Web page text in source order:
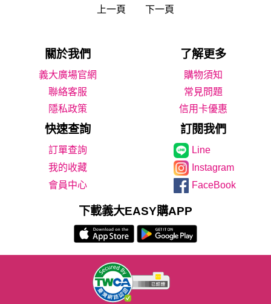
上一頁
下一頁
關於我們 了解更多
義大廣場官網
購物須知
聯絡客服
常見問題
隱私政策
信用卡優惠
快速查詢 訂閱我們
Line
我的收藏
Instagram
會員中心
FaceBook
下載義大EASY購APP